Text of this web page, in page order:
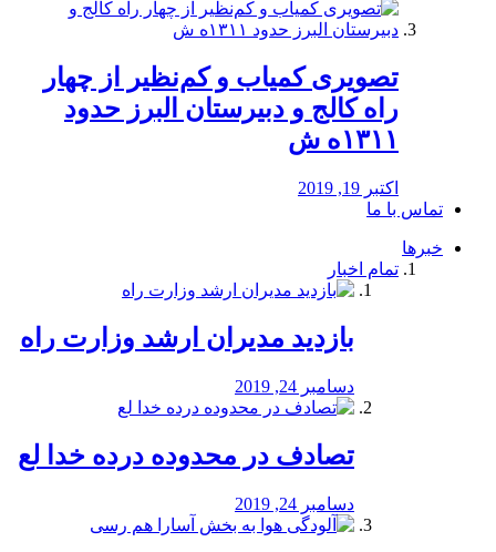
️تصویری کمیاب و کم‌نظیر از چهار
راه كالج و دبيرستان البرز حدود
۱۳۱۱ه ش
اکتبر 19, 2019
تماس با ما
خبرها
تمام اخبار
بازدید مدیران ارشد وزارت راه
دسامبر 24, 2019
تصادف در محدوده درده خدا لع
دسامبر 24, 2019